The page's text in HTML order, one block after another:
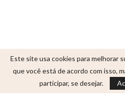
Este site usa cookies para melhorar
que você está de acordo com isso,
participar, se desejar.